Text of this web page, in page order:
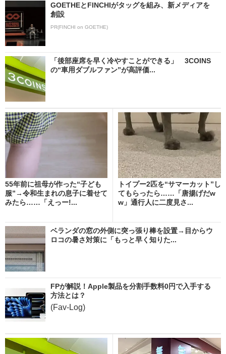
GOETHEとFINCHIがタッグを組み、新メディアを
創設
PR(FINCHI on GOETHE)
「後部座席を早く冷やすことができる」 3COINS
の“車用ダブルファン”が高評価...
55年前に祖母が作った“子ども
服”→令和生まれの息子に着せて
みたら……「えっー!...
トイプー2匹を“サマーカット”し
てもらったら……「唐揚げだw
w」通行人に二度見さ...
ベランダの窓の外側に突っ張り棒を設置→目からウ
ロコの暑さ対策に「もっと早く知りた...
FPが解説！Apple製品を分割手数料0円で入手する
方法とは？
(Fav-Log)